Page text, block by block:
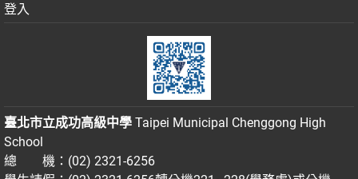
登入
臺北市立成功高級中學 Taipei Municipal Chenggong High
School
總 機：(02) 2321-6256